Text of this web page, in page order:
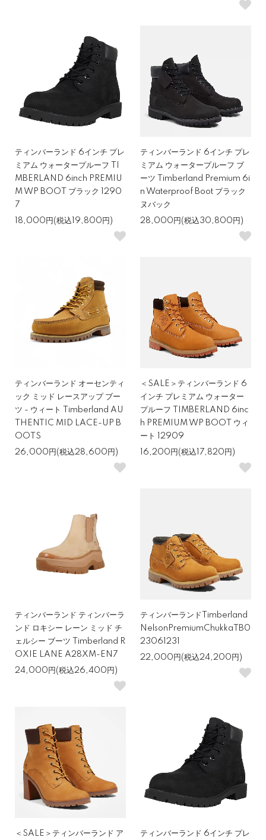
ティンバーランド 6インチ プレ
ミアム ウォータープルーフ TI
MBERLAND 6inch PREMIU
M WP BOOT ブラック 1290
7
18,000円(税込19,800円)
ティンバーランド 6インチ プレ
ミアム ウォータープルーフ ブ
ーツ Timberland Premium 6i
n Waterproof Boot ブラック
ヌバック
28,000円(税込30,800円)
ティンバーランド オーセンティ
ック ミッド レースアップ ブー
ツ - ウィート Timberland AU
THENTIC MID LACE-UP B
OOTS
26,000円(税込28,600円)
＜SALE＞ティンバーランド 6
インチ プレミアム ウォーター
プルーフ TIMBERLAND 6inc
h PREMIUM WP BOOT ウィ
ート 12909
16,200円(税込17,820円)
ティンバーランド ティンバーラ
ンド ロキシー レーン ミッド チ
ェルシー ブーツ Timberland R
OXIE LANE A28XM-EN7
24,000円(税込26,400円)
ティンバーランドTimberland
NelsonPremiumChukkaTB0
23061231
22,000円(税込24,200円)
＜SALE＞ティンバーランド ア
ティンバーランド 6インチ プレ